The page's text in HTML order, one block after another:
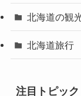
北海道の観
北海道旅行
注目トピック